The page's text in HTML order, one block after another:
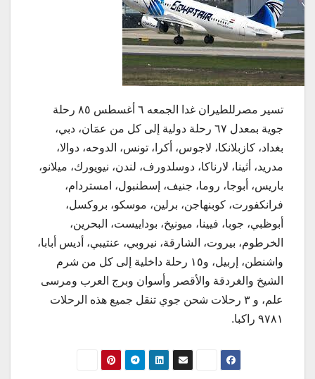
تسير مصرللطيران غدا الجمعه ٦ أغسطس ٨٥ رحلة
جوية بمعدل ٦٧ رحلة دولية إلى كل من عمَان، دبي،
بغداد، كازبلانكا، لاجوس، أكرا، تونس، الدوحه، دوالا،
مدريد، أثينا، لارناكا، دوسلدورف، لندن، نيويورك، ميلانو،
باريس، أبوجا، روما، جنيف، إسطنبول، امستردام،
فرانكفورت، كوبنهاجن، برلين، موسكو، بروكسل،
أبوظبي، جوبا، فيينا، ميونيخ، بوداييست، البحرين،
الخرطوم، بيروت، الشارقة، نيروبي، عنتيبي، أديس أبابا،
واشنطن، إربيل، و١٥ رحلة داخلية إلى كل من شرم
الشيخ والغردقة والأقصر وأسوان وبرج العرب ومرسى
علم، و ٣ رحلات شحن جوي تنقل جميع هذه الرحلات
٩٧٨١ راكبا.